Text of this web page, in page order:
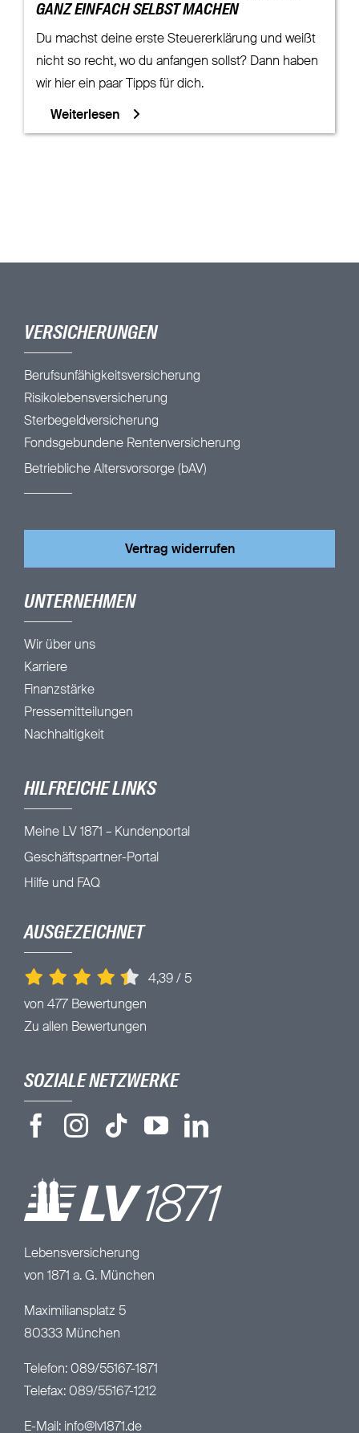
GANZ EINFACH SELBST MACHEN
Du machst deine erste Steuererklärung und weißt
nicht so recht, wo du anfangen sollst? Dann haben
wir hier ein paar Tipps für dich.
Weiterlesen
VERSICHERUNGEN
Berufsunfähigkeitsversicherung
Risikolebensversicherung
Sterbegeldversicherung
Fondsgebundene Rentenversicherung
Betriebliche Altersvorsorge (bAV)
Vertrag widerrufen
UNTERNEHMEN
Wir über uns
Karriere
Finanzstärke
Pressemitteilungen
Nachhaltigkeit
HILFREICHE LINKS
Meine LV 1871 – Kundenportal
Geschäftspartner-Portal
Hilfe und FAQ
AUSGEZEICHNET
4,39/ 5
von 477 Bewertungen
Zu allen Bewertungen
SOZIALE NETZWERKE
Lebensversicherung
von 1871 a. G. München
Maximiliansplatz 5
80333 München
Telefon: 089/55167-1871
Telefax: 089/55167-1212
E-Mail: info@lv1871.de